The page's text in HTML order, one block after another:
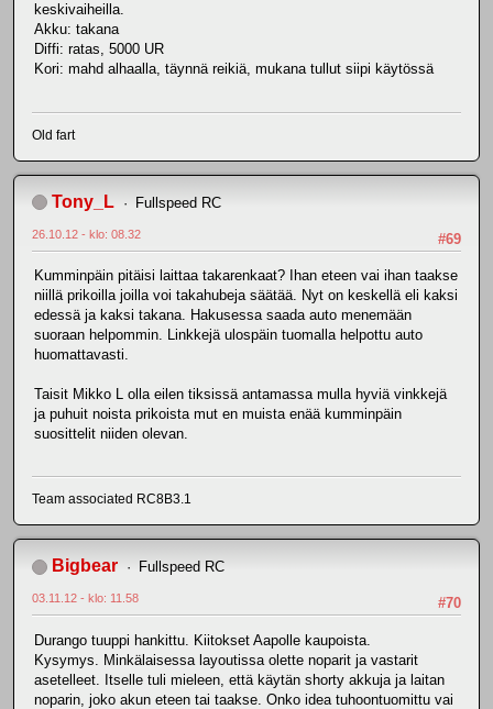
keskivaiheilla.
Akku: takana
Diffi: ratas, 5000 UR
Kori: mahd alhaalla, täynnä reikiä, mukana tullut siipi käytössä
Old fart
Tony_L Fullspeed RC
#69
26.10.12 - klo: 08.32
Kumminpäin pitäisi laittaa takarenkaat? Ihan eteen vai ihan taakse
niillä prikoilla joilla voi takahubeja säätää. Nyt on keskellä eli kaksi
edessä ja kaksi takana. Hakusessa saada auto menemään
suoraan helpommin. Linkkejä ulospäin tuomalla helpottu auto
huomattavasti.
Taisit Mikko L olla eilen tiksissä antamassa mulla hyviä vinkkejä
ja puhuit noista prikoista mut en muista enää kumminpäin
suosittelit niiden olevan.
Team associated RC8B3.1
Bigbear Fullspeed RC
#70
03.11.12 - klo: 11.58
Durango tuuppi hankittu. Kiitokset Aapolle kaupoista.
Kysymys. Minkälaisessa layoutissa olette noparit ja vastarit
asetelleet. Itselle tuli mieleen, että käytän shorty akkuja ja laitan
noparin, joko akun eteen tai taakse. Onko idea tuhoontuomittu vai